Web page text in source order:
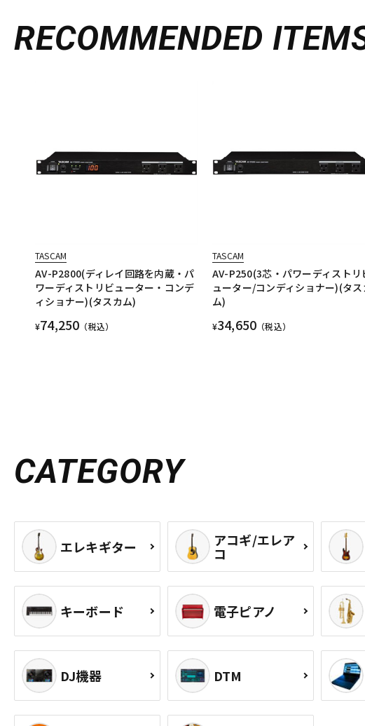
RECOMMENDED
TASCAM
AV-P2800(ディレイ回路を内蔵・パ
ワーディストリビューター・コンデ
ィショナー)(タスカム)
¥74,250 （税込）
TASCAM
AV-P250(3芯・パワーディストリ
ューター/コンディショナー)(タス
ム)
¥34,650 （税込）
CATEGORY
エレキギター アコギ/エレア
コ
キーボード 電子ピアノ
DJ機器 DTM